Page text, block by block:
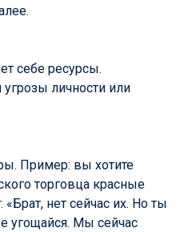
себе ресурсы.
личности или
Пример: вы хотите
торговца красные
«Брат, нет сейчас их. Но ты
угощайся. Мы сейчас